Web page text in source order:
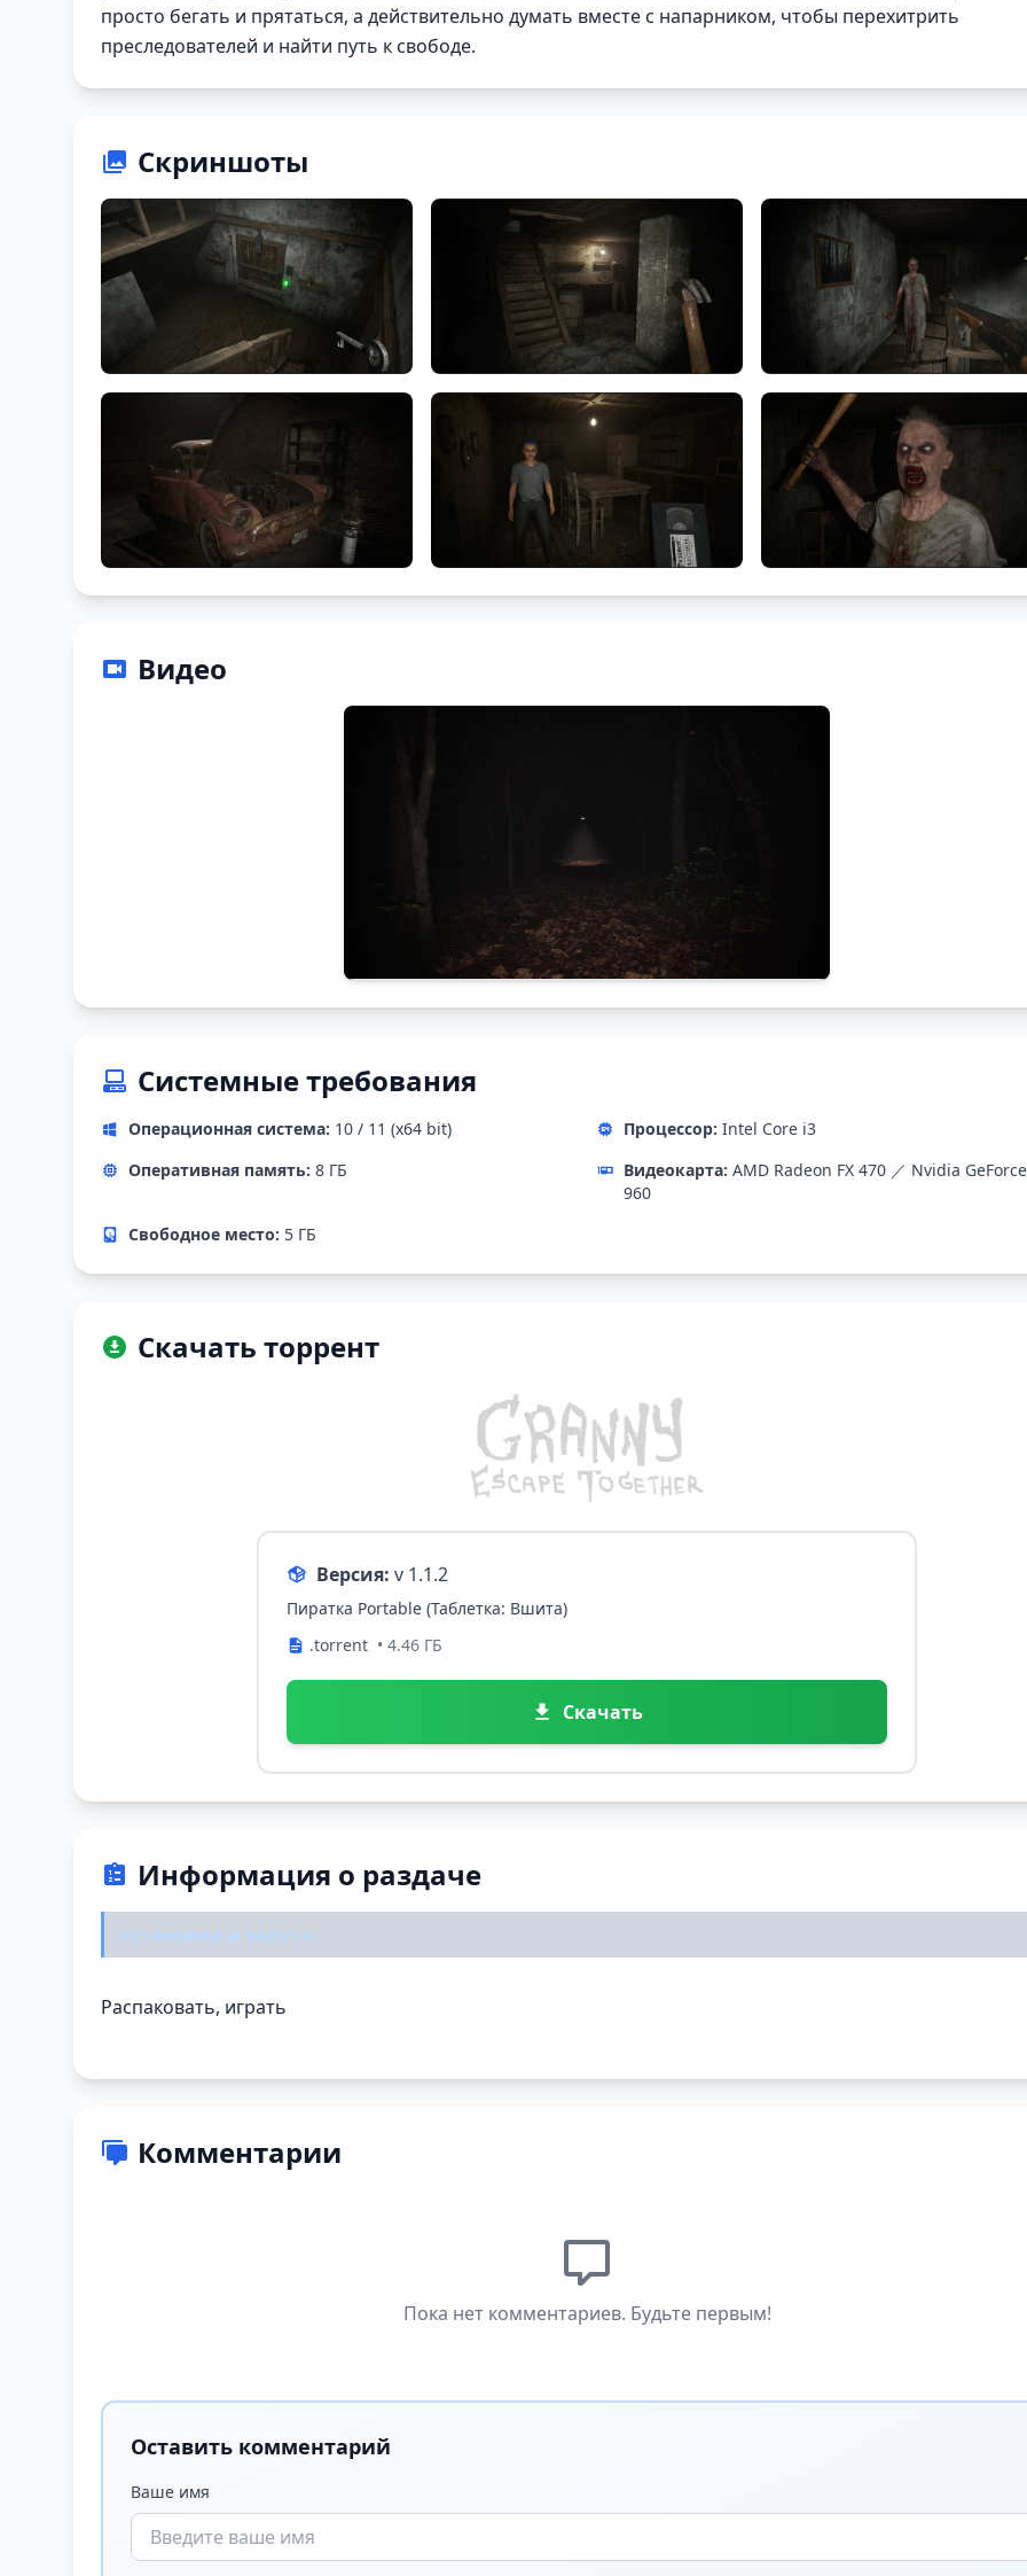
просто бегать и прятаться, а действительно думать вместе с напарником, чтобы перехитрить
преследователей и найти путь к свободе.
Скриншоты
Видео
Системные требования
Операционная система: 10 / 11 (x64 bit) Процессор: Intel Core i3
Оперативная память: 8 ГБ Видеокарта: AMD Radeon FX 470 ／ Nvidia
960
Свободное место: 5 ГБ
Скачать торрент
Версия: v 1.1.2
Пиратка Portable (Таблетка: Вшита)
.torrent • 4.46 ГБ
Скачать
Информация о раздаче
Установка и запуск:
Распаковать, играть
Комментарии
Пока нет комментариев. Будьте первым!
Оставить комментарий
Ваше имя